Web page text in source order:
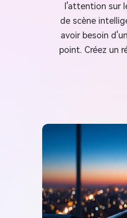
l'attention sur
de scène
avoir besoin
point. Créez un